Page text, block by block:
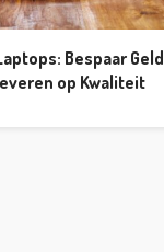
Bespaar Geld
op Kwaliteit